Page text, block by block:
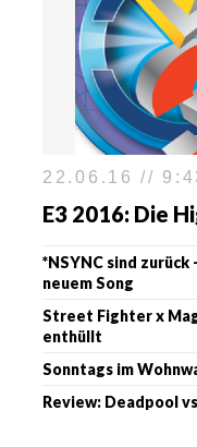
22.06.16 //
E3 2016: Die
*NSYNC sind
neuem Song
Street Fighter x
enthüllt
Sonntags im
Review: Deadpool